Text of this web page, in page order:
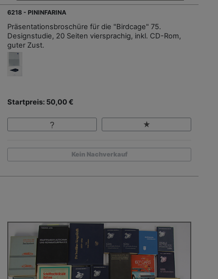
6218 - PININFARINA
Präsentationsbroschüre für die "Birdcage" 75.
Designstudie, 20 Seiten viersprachig, inkl. CD-Rom,
guter Zust.
Startpreis: 50,00 €
Kein Nachverkauf